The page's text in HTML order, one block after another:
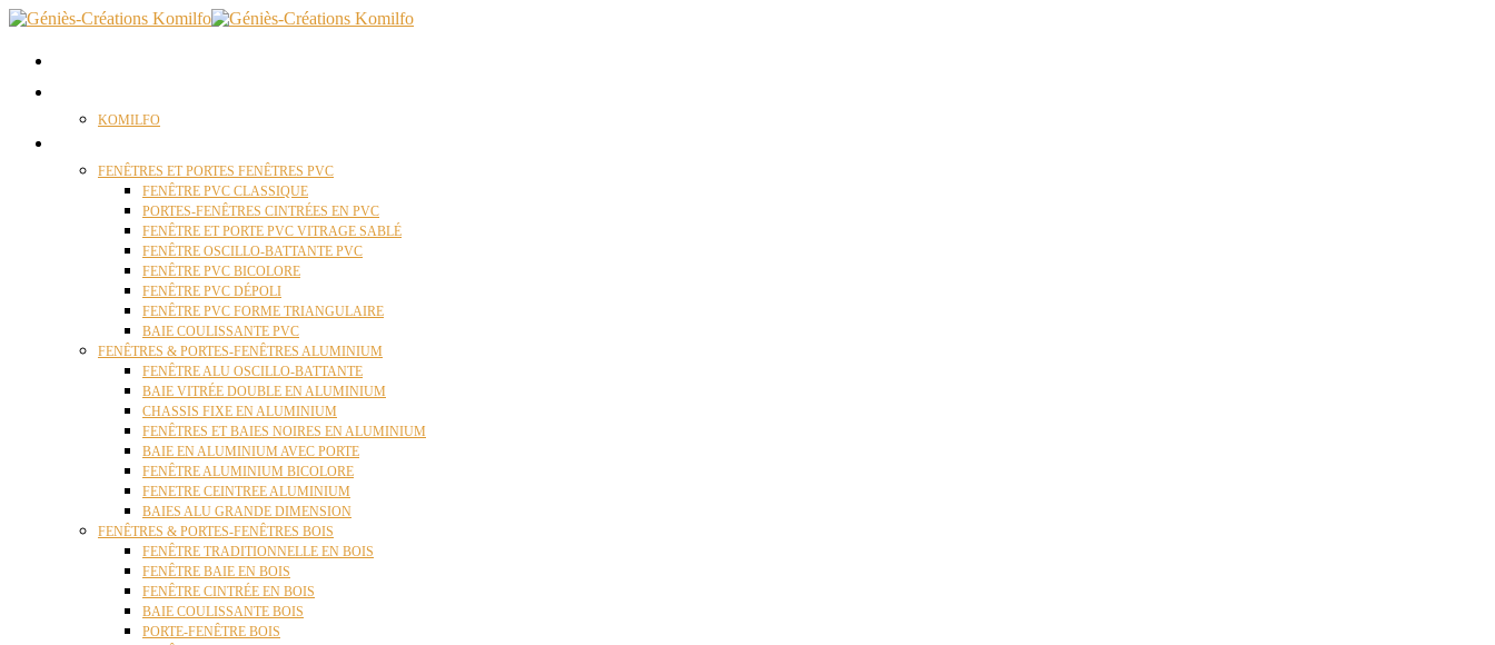
KOMILFO
FENÊTRES ET PORTES FENÊTRES PVC
FENÊTRE PVC CLASSIQUE
PORTES-FENÊTRES CINTRÉES EN PVC
FENÊTRE ET PORTE PVC VITRAGE SABLÉ
FENÊTRE OSCILLO-BATTANTE PVC
FENÊTRE PVC BICOLORE
FENÊTRE PVC DÉPOLI
FENÊTRE PVC FORME TRIANGULAIRE
BAIE COULISSANTE PVC
FENÊTRES & PORTES-FENÊTRES ALUMINIUM
FENÊTRE ALU OSCILLO-BATTANTE
BAIE VITRÉE DOUBLE EN ALUMINIUM
CHASSIS FIXE EN ALUMINIUM
FENÊTRES ET BAIES NOIRES EN ALUMINIUM
BAIE EN ALUMINIUM AVEC PORTE
FENÊTRE ALUMINIUM BICOLORE
FENETRE CEINTREE ALUMINIUM
BAIES ALU GRANDE DIMENSION
FENÊTRES & PORTES-FENÊTRES BOIS
FENÊTRE TRADITIONNELLE EN BOIS
FENÊTRE BAIE EN BOIS
FENÊTRE CINTRÉE EN BOIS
BAIE COULISSANTE BOIS
PORTE-FENÊTRE BOIS